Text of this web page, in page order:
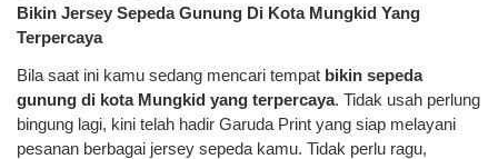
Bikin Jersey Sepeda Gunung Di Kota Mungkid Yang
Terpercaya
Bila saat ini kamu sedang mencari tempat bikin sepeda
gunung di kota Mungkid yang terpercaya. Tidak usah perlung
bingung lagi, kini telah hadir Garuda Print yang siap melayani
pesanan berbagai jersey sepeda kamu. Tidak perlu ragu,